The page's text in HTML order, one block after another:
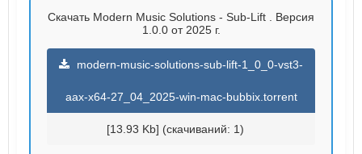
Скачать Modern Music Solutions - Sub-Lift . Версия
1.0.0 от 2025 г.
modern-music-solutions-sub-lift-1_0_0-vst3-
aax-x64-27_04_2025-win-mac-bubbix.torrent
[13.93 Kb] (cкачиваний: 1)